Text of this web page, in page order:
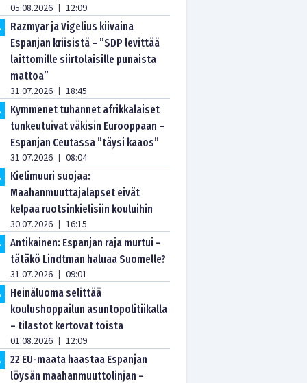
05.08.2026 | 12:09
Razmyar ja Vigelius kiivaina
Espanjan kriisistä – ”SDP levittää
laittomille siirtolaisille punaista
mattoa”
31.07.2026 | 18:45
.
Kymmenet tuhannet afrikkalaiset
tunkeutuivat väkisin Eurooppaan –
Espanjan Ceutassa ”täysi kaaos”
31.07.2026 | 08:04
Kielimuuri suojaa:
Maahanmuuttajalapset eivät
kelpaa ruotsinkielisiin kouluihin
30.07.2026 | 16:15
Antikainen: Espanjan raja murtui –
tätäkö Lindtman haluaa Suomelle?
31.07.2026 | 09:01
Heinäluoma selittää
koulushoppailun asuntopolitiikalla
– tilastot kertovat toista
01.08.2026 | 12:09
22 EU-maata haastaa Espanjan
löysän maahanmuuttolinjan –